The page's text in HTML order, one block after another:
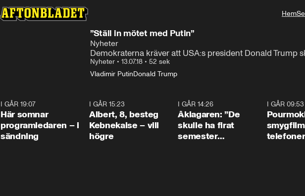
Hem
”Ställ in mötet med Putin”
Nyheter
Demokraterna kräver att USA:s president Donald Trump
Nyheter • 13.07.18 • 52 sek
Vladimir PutinDonald Trump
I GÅR 19:07
Här somnar
programledaren – i
sändning
I GÅR 15:23
Albert, 8, besteg
Kebnekaise – vill
högre
I GÅR 14:26
Åklagaren: ”De
skulle ha firat
semester
I GÅR 09:53